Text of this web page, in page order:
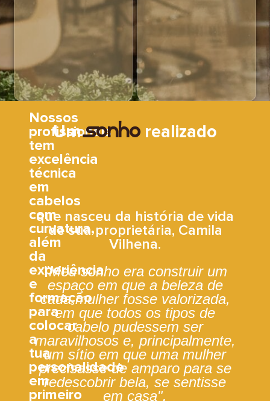
Nossos
profissionais
tem
excelência
técnica
em
cabelos
com
curvatura,
além
da
experiência
e
formação
para
colocar
a
tua
personalidade
em
primeiro
UmSonhorealizado
que nasceu da história de vida
de sua proprietária, Camila
Vilhena.
"Meu sonho era construir um
espaço em que a beleza de
cada mulher fosse valorizada,
em que todos os tipos de
cabelo pudessem ser
maravilhosos e, principalmente,
um sítio em que uma mulher
precisasse de amparo para se
redescobrir bela, se sentisse
em casa".